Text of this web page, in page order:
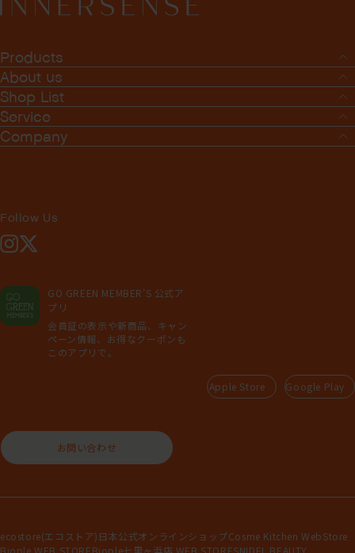
Products
About us
Shop List
Service
Company
Follow Us
Instagram
X
GO GREEN MEMBER'S 公式ア
プリ
会員証の表示や新商品、キャン
ペーン情報、お得なクーポンも
このアプリで。
Apple Store Google Play
お問い合わせ
ecostore(エコストア)日本公式オンラインショップCosme Kitchen WebStore
Biople WEB STOREBiople七里ヶ浜店 WEB STORESNIDEL BEAUTY